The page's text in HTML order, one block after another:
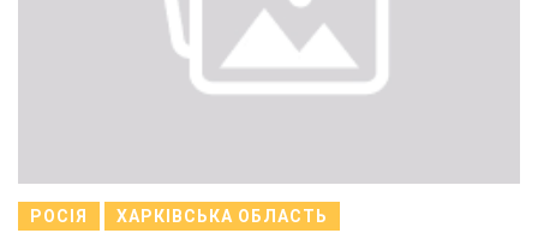
РОСІЯ ХАРКІВСЬКА ОБЛАСТЬ